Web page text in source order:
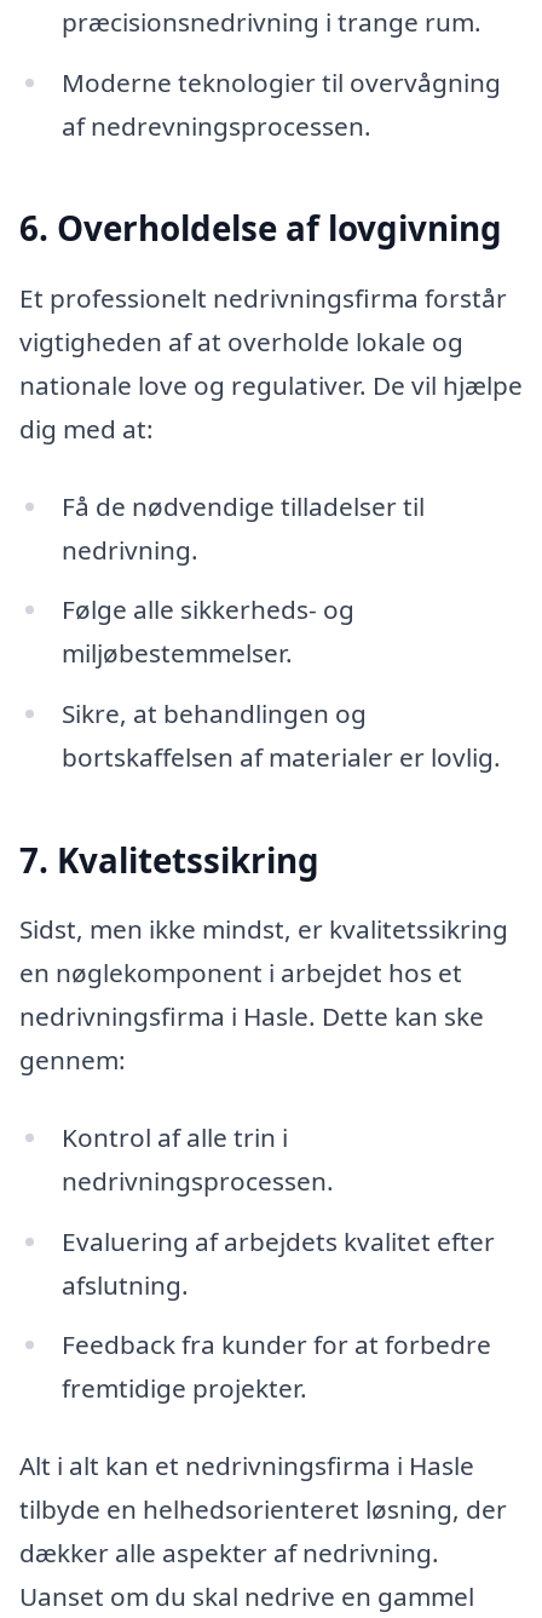
præcisionsnedrivning i trange rum.
Moderne teknologier til overvågning
af nedrevningsprocessen.
6. Overholdelse af lovgivning
Et professionelt nedrivningsfirma forstår
vigtigheden af at overholde lokale og
nationale love og regulativer. De vil hjælpe
dig med at:
Få de nødvendige tilladelser til
nedrivning.
Følge alle sikkerheds- og
miljøbestemmelser.
Sikre, at behandlingen og
bortskaffelsen af materialer er lovlig.
7. Kvalitetssikring
Sidst, men ikke mindst, er kvalitetssikring
en nøglekomponent i arbejdet hos et
nedrivningsfirma i Hasle. Dette kan ske
gennem:
Kontrol af alle trin i
nedrivningsprocessen.
Evaluering af arbejdets kvalitet efter
afslutning.
Feedback fra kunder for at forbedre
fremtidige projekter.
Alt i alt kan et nedrivningsfirma i Hasle
tilbyde en helhedsorienteret løsning, der
dækker alle aspekter af nedrivning.
Uanset om du skal nedrive en gammel